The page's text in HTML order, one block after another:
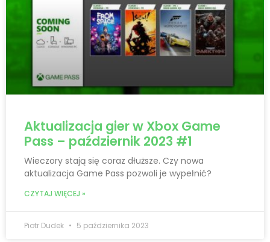
Aktualizacja gier w Xbox Game
Pass – październik 2023 #1
Wieczory stają się coraz dłuższe. Czy nowa
aktualizacja Game Pass pozwoli je wypełnić?
CZYTAJ WIĘCEJ »
Piotr Dudek 5 października 2023